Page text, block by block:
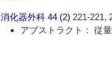
消化器外科 44 (2) 221-221,
アブストラクト： 従